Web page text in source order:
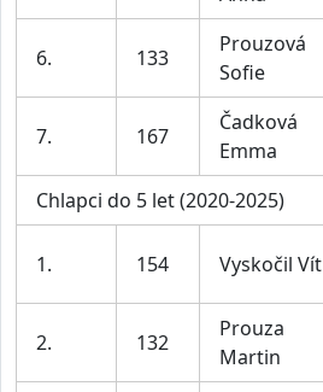
6. 133
Prouzová
Sofie
7. 167
Čadková
Emma
Chlapci do 5 let (2020-2025)
1. 154 Vyskočil Vít
2. 132
Prouza
Martin